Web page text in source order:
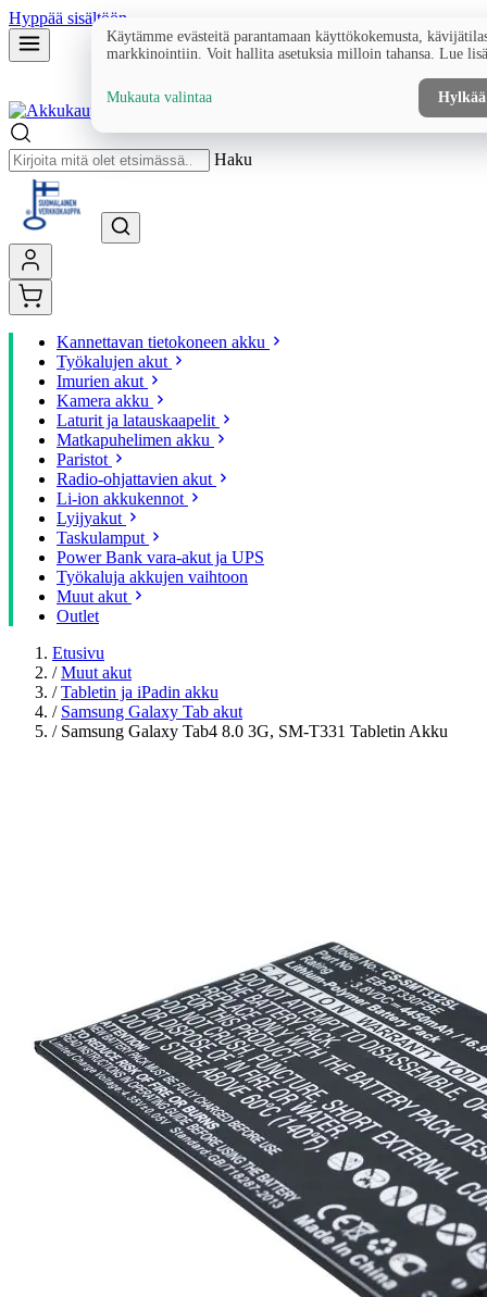
Hyppää sisältöön
Haku
Kannettavan tietokoneen akku
Työkalujen akut
Imurien akut
Kamera akku
Laturit ja latauskaapelit
Matkapuhelimen akku
Paristot
Radio-ohjattavien akut
Li-ion akkukennot
Lyijyakut
Taskulamput
Power Bank vara-akut ja UPS
Työkaluja akkujen vaihtoon
Muut akut
Outlet
Etusivu
/ Muut akut
/ Tabletin ja iPadin akku
/ Samsung Galaxy Tab akut
/ Samsung Galaxy Tab4 8.0 3G, SM-T331 Tabletin Akku
Käytämme evästeitä parantamaan käyttökokemusta,
markkinointiin. Voit hallita asetuksia milloin tahansa. Lue
Mukauta valintaa Hylkää